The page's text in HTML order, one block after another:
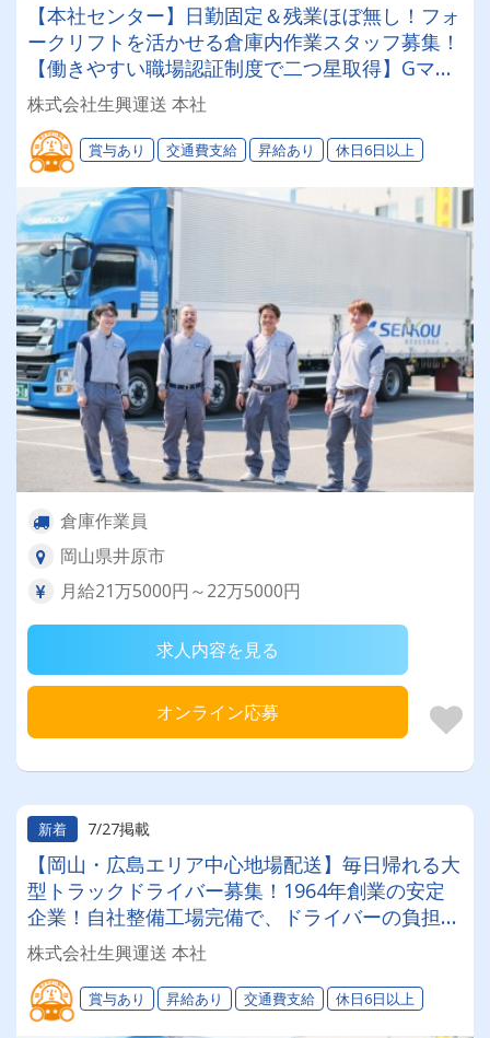
【本社センター】日勤固定＆残業ほぼ無し！フォ
ークリフトを活かせる倉庫内作業スタッフ募集！
【働きやすい職場認証制度で二つ星取得】Gマー
ク＆健康経営認定で安全・健康管理も万全◎あな
たのライフステージに合わせて「選べる働き方」
が魅力の安定企業！
株式会社生興運送 本社
賞与あり 交通費支給 昇給あり 休日6日以上
倉庫作業員
岡山県井原市
月給21万5000円～22万5000円
求人内容を見る
オンライン応募
新着 7/27掲載
【岡山・広島エリア中心地場配送】毎日帰れる大
型トラックドライバー募集！1964年創業の安定
企業！自社整備工場完備で、ドライバーの負担を
大幅軽減！【働きやすい職場制度＆健康経営優良
法人認定企業】無理なく長期的に働ける環境が自
慢です◎
株式会社生興運送 本社
賞与あり 昇給あり 交通費支給 休日6日以上